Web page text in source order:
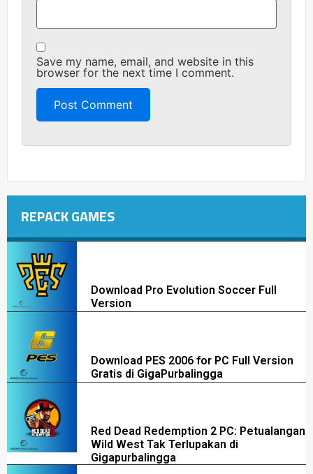
Save my name, email, and website in this
browser for the next time I comment.
REPACK GAMES
Download Pro Evolution Soccer Full
Version
Download PES 2006 for PC Full Version
Gratis di GigaPurbalingga
Red Dead Redemption 2 PC: Petualangan
Wild West Tak Terlupakan di
Gigapurbalingga